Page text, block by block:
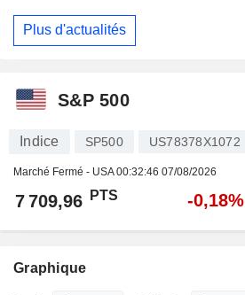
Plus d'actualités
S&P 500
Indice SP500 US78378X1072
Marché Fermé - USA00:32:46 07/08/2026
7 709,96 PTS -0,18%
Graphique